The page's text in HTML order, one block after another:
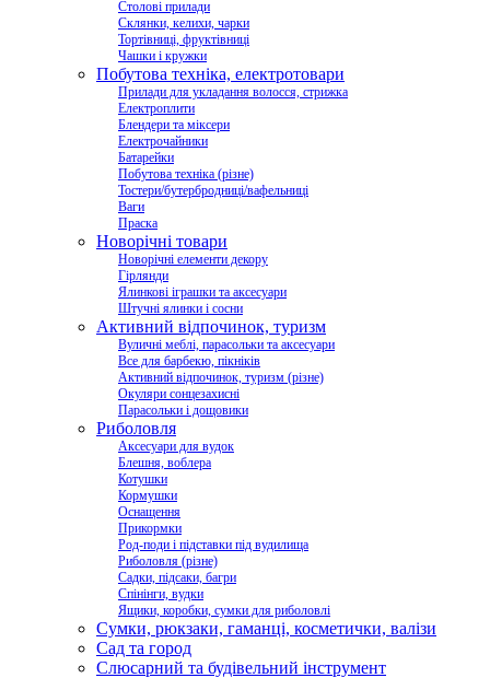
Столові прилади
Склянки, келихи, чарки
Тортівниці, фруктівниці
Чашки і кружки
Побутова техніка, електротовари
Прилади для укладання волосся, стрижка
Електроплити
Блендери та міксери
Електрочайники
Батарейки
Побутова техніка (різне)
Тостери/бутербродниці/вафельниці
Ваги
Праска
Новорічні товари
Новорічні елементи декору
Гірлянди
Ялинкові іграшки та аксесуари
Штучні ялинки і сосни
Активний відпочинок, туризм
Вуличні меблі, парасольки та аксесуари
Все для барбекю, пікніків
Активний відпочинок, туризм (різне)
Окуляри сонцезахисні
Парасольки і дощовики
Риболовля
Аксесуари для вудок
Блешня, воблера
Котушки
Кормушки
Оснащення
Прикормки
Род-поди і підставки під вудилища
Риболовля (різне)
Садки, підсаки, багри
Спінінги, вудки
Ящики, коробки, сумки для риболовлі
Сумки, рюкзаки, гаманці, косметички, валізи
Сад та город
Слюсарний та будівельний інструмент